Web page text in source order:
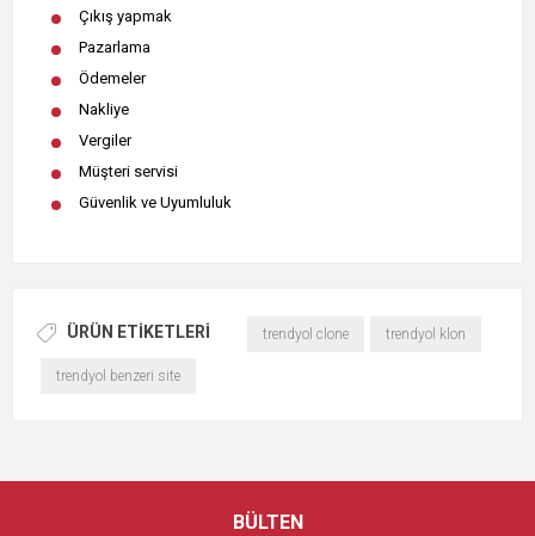
Çıkış yapmak
Pazarlama
Ödemeler
Nakliye
Vergiler
Müşteri servisi
Güvenlik ve Uyumluluk
ÜRÜN ETIKETLERI trendyol clone trendyol klon
trendyol benzeri site
BÜLTEN